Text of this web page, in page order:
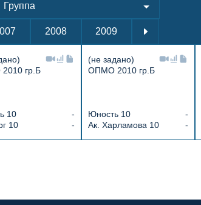
Группа
2008 2009 2010
гр.Б
10
-
10
-
(не задано)
ОПМО 2010 гр.Б
Юность 10
-
Ак. Харламова 10
-